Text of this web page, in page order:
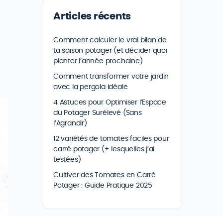
Articles récents
Comment calculer le vrai bilan de
ta saison potager (et décider quoi
planter l’année prochaine)
Comment transformer votre jardin
avec la pergola idéale
4 Astuces pour Optimiser l’Espace
du Potager Surélevé (Sans
l’Agrandir)
12 variétés de tomates faciles pour
carré potager (+ lesquelles j’ai
testées)
Cultiver des Tomates en Carré
Potager : Guide Pratique 2025